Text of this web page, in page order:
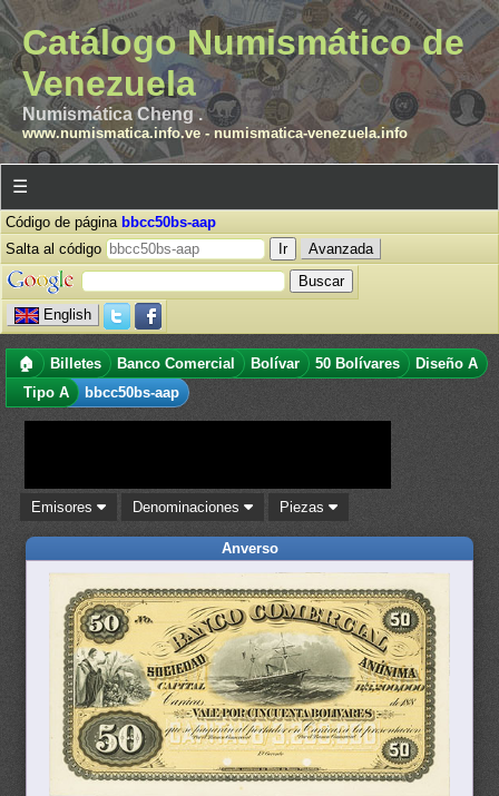
Catálogo Numismático de
Venezuela
Numismática Cheng .
www.numismatica.info.ve- numismatica-venezuela.info
☰
Código de página bbcc50bs-aap
Salta al código
Avanzada
English
🏠 Billetes Banco Comercial Bolívar 50 Bolívares
Diseño A
Tipo A
bbcc50bs-aap
Emisores Denominaciones Piezas
Anverso